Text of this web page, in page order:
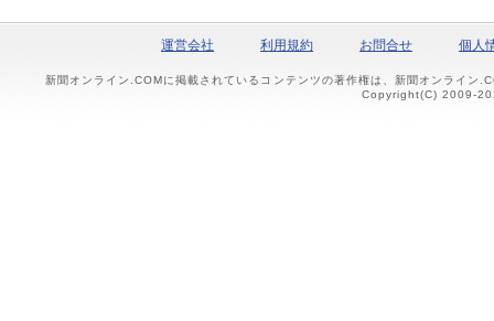
運営会社 利用規約 お問合せ 個人
新聞オンライン.COMに掲載されているコンテンツの著作権は、新聞オンライン
Copyright(C) 2009-